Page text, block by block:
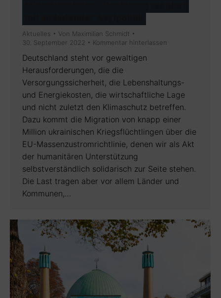
Aktuelles Von Maximilian Schmidt
30. September 2022
Kommentar hinterlassen
Deutschland steht vor gewaltigen
Herausforderungen, die die
Versorgungssicherheit, die Lebenshaltungs-
und Energiekosten, die wirtschaftliche Lage
und nicht zuletzt den Klimaschutz betreffen.
Dazu kommt die Migration von knapp einer
Million ukrainischen Kriegsflüchtlingen über die
EU-Massenzustromrichtlinie, denen wir als Akt
der humanitären Unterstützung
selbstverständlich solidarisch zur Seite stehen.
Die Last tragen aber vor allem Länder und
Kommunen,…